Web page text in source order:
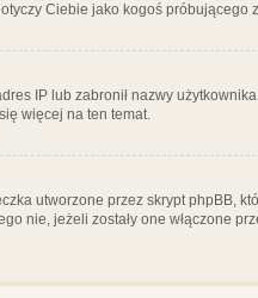
Ciebie jako kogoś
IP lub zabronił nazwy
więcej na ten temat.
utworzone przez skrypt
nie, jeżeli zostały one włączone